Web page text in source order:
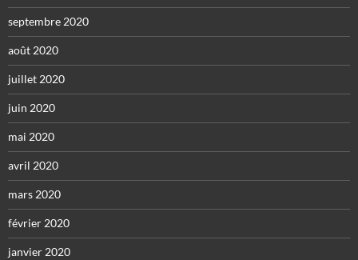
septembre 2020
août 2020
juillet 2020
juin 2020
mai 2020
avril 2020
mars 2020
février 2020
janvier 2020